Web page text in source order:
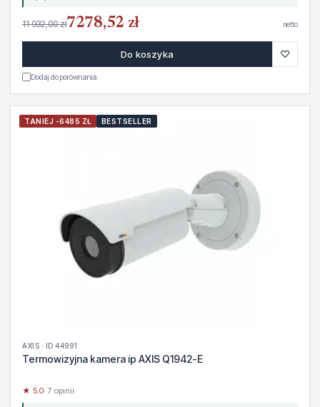
11 932,00 zł7278,52 zł netto
Do koszyka ♡
Dodaj do porównania
TANIEJ -6485 ZŁ BESTSELLER
AXIS · ID 44991
Termowizyjna kamera ip AXIS Q1942-E
★ 5.0· 7 opinii